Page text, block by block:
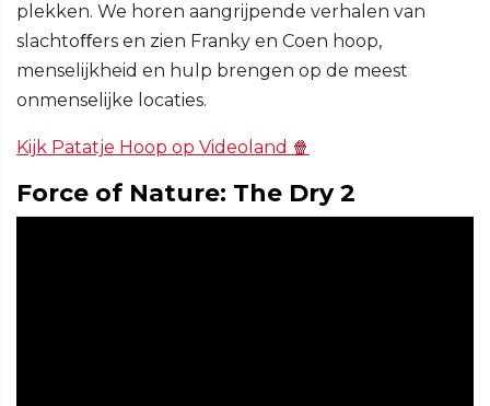
plekken. We horen aangrijpende verhalen van
slachtoﬀers en zien Franky en Coen hoop,
menselijkheid en hulp brengen op de meest
onmenselijke locaties.
Kijk Patatje Hoop op Videoland 🍿
Force of Nature: The Dry 2